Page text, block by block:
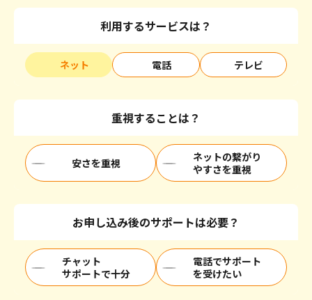
利用するサービスは？
ネット 電話 テレビ
重視することは？
安さを重視
ネットの繋がり
やすさを重視
お申し込み後のサポートは必要？
チャット
サポートで十分
電話でサポート
を受けたい